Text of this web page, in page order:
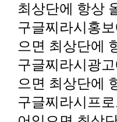
최상단에 항상
으면 최상단에
으면 최상단에